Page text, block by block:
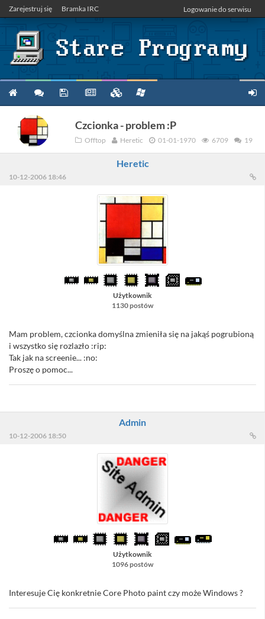
Zarejestruj się Bramka IRC Logowanie do serwisu
Czcionka - problem :P
Offtop Heretic 01-01-1970 6709 19
Heretic
10-12-2006 18:46
Użytkownik
1130 postów
Mam problem, czcionka domyślna zmieniła się na jakąś pogrubioną
i wszystko się rozlazło :rip:
Tak jak na screenie... :no:
Proszę o pomoc...
Admin
10-12-2006 18:50
Użytkownik
1096 postów
Interesuje Cię konkretnie Core Photo paint czy może Windows ?